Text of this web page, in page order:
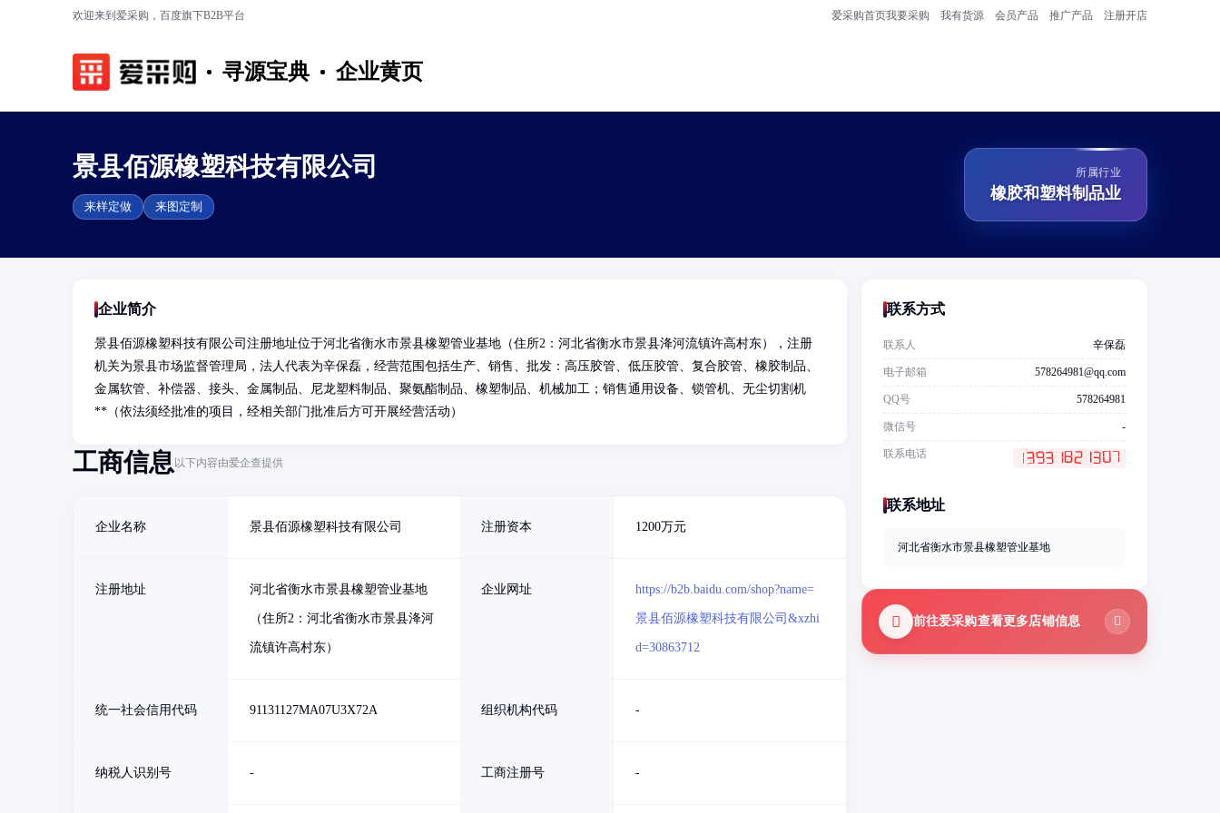
欢迎来到爱采购，百度旗下B2B平台 爱采购首页我要采购 我有货源 会员产品 推广产品 注册开店
寻源宝典 企业黄页
景县佰源橡塑科技有限公司
来样定做 来图定制
所属行业
橡胶和塑料制品业
企业简介
景县佰源橡塑科技有限公司注册地址位于河北省衡水市景县橡塑管业基地（住所2：河北省衡水市景县洚河流镇许高村东），注册
机关为景县市场监督管理局，法人代表为辛保磊，经营范围包括生产、销售、批发：高压胶管、低压胶管、复合胶管、橡胶制品、
金属软管、补偿器、接头、金属制品、尼龙塑料制品、聚氨酯制品、橡塑制品、机械加工；销售通用设备、锁管机、无尘切割机
**（依法须经批准的项目，经相关部门批准后方可开展经营活动）
工商信息以下内容由爱企查提供
企业名称 景县佰源橡塑科技有限公司 注册资本 1200万元
注册地址 河北省衡水市景县橡塑管业基地
（住所2：河北省衡水市景县洚河
流镇许高村东）
企业网址 https://b2b.baidu.com/shop?name=
景县佰源橡塑科技有限公司&xzhi
d=30863712
统一社会信用代码 91131127MA07U3X72A 组织机构代码 -
纳税人识别号 - 工商注册号 -
联系方式
联系人 辛保磊
电子邮箱 578264981@qq.com
QQ号 578264981
微信号 -
联系电话
联系地址
河北省衡水市景县橡塑管业基地
前往爱采购查看更多店铺信息